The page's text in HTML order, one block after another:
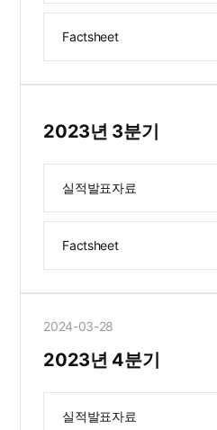
Factsheet
2023년 3분기
실적발표자료
Factsheet
2024-03-28
2023년 4분기
실적발표자료